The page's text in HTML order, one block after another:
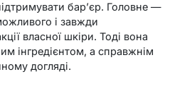
бар’єр. Головне —
і завжди
власної шкіри. Тоді вона
інгредієнтом, а справжнім
догляді.